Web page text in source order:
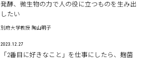
発酵、微生物の力で人の役に立つものを生み出
したい
別府大学教授 陶山明子
2023.12.27
「2番目に好きなこと」を仕事にしたら、麹菌